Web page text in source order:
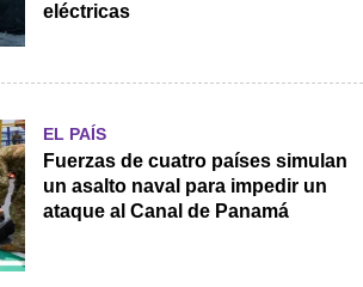
eléctricas
EL PAÍS
Fuerzas de cuatro países simulan
un asalto naval para impedir un
ataque al Canal de Panamá